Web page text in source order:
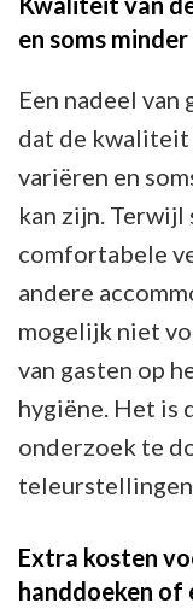
en soms
Een nadeel
dat de kwaliteit
variëren en
kan zijn. Terwijl
comfortabele
andere
mogelijk niet
van gasten op
hygiëne. Het is
onderzoek te
Extra kosten
handdoeken of